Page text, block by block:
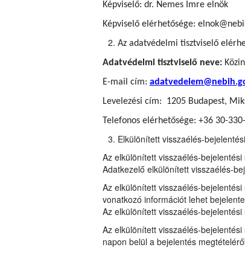
Képviselő: dr. Nemes Imre elnök
Képviselő elérhetősége:
Az adatvédelmi tisztviselő
Adatvédelmi tisztviselő neve:
E-mail cím:
Levelezési cím: 1205 Budapest,
Telefonos elérhetősége: +36 30-
Elkülönített visszaélés-
Az elkülönített visszaélés-
Adatkezelő elkülönített visszaélés-
Az elkülönített visszaélés-
vonatkozó információt lehet
Az elkülönített visszaélés-
Az elkülönített visszaélés-
napon belül a bejelentés